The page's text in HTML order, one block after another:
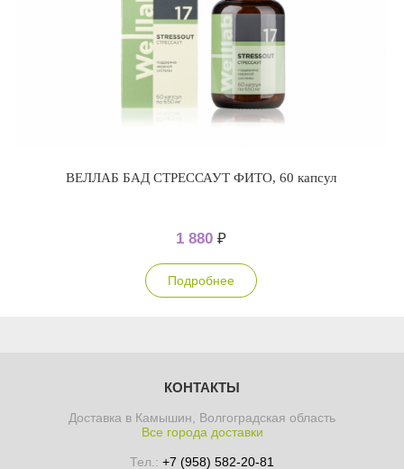
ВЕЛЛАБ БАД СТРЕССАУТ ФИТО, 60 капсул
1 880 ₽
Подробнее
КОНТАКТЫ
Доставка в Камышин, Волгоградская область
Все города доставки
Тел.: +7 (958) 582-20-81